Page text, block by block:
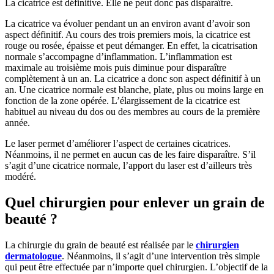
La cicatrice est définitive. Elle ne peut donc pas disparaître.
La cicatrice va évoluer pendant un an environ avant d’avoir son
aspect définitif. Au cours des trois premiers mois, la cicatrice est
rouge ou rosée, épaisse et peut démanger. En effet, la cicatrisation
normale s’accompagne d’inflammation. L’inflammation est
maximale au troisième mois puis diminue pour disparaître
complètement à un an. La cicatrice a donc son aspect définitif à un
an. Une cicatrice normale est blanche, plate, plus ou moins large en
fonction de la zone opérée. L’élargissement de la cicatrice est
habituel au niveau du dos ou des membres au cours de la première
année.
Le laser permet d’améliorer l’aspect de certaines cicatrices.
Néanmoins, il ne permet en aucun cas de les faire disparaître. S’il
s’agit d’une cicatrice normale, l’apport du laser est d’ailleurs très
modéré.
Quel chirurgien pour enlever un grain de
beauté ?
La chirurgie du grain de beauté est réalisée par le chirurgien
dermatologue. Néanmoins, il s’agit d’une intervention très simple
qui peut être effectuée par n’importe quel chirurgien. L’objectif de la